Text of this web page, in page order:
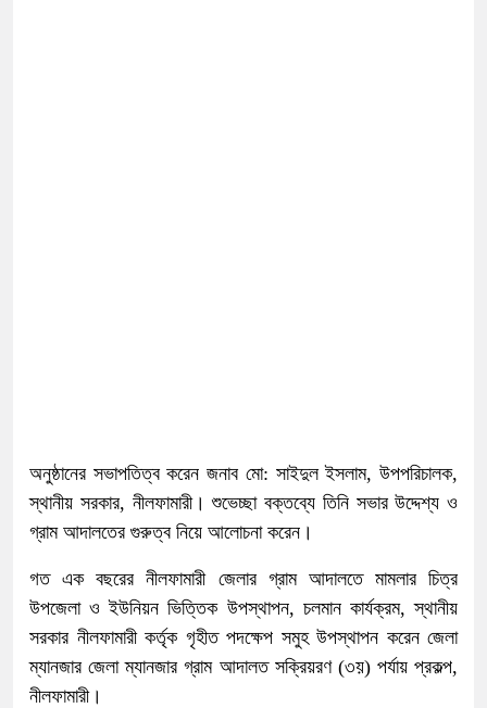
অনুষ্ঠানের সভাপতিত্ব করেন জনাব মো: সাইদুল ইসলাম, উপপরিচালক,
স্থানীয় সরকার, নীলফামারী। শুভেচ্ছা বক্তব্যে তিনি সভার উদ্দেশ্য ও
গ্রাম আদালতের গুরুত্ব নিয়ে আলোচনা করেন।
গত এক বছরের নীলফামারী জেলার গ্রাম আদালতে মামলার চিত্র
উপজেলা ও ইউনিয়ন ভিত্তিক উপস্থাপন, চলমান কার্যক্রম, স্থানীয়
সরকার নীলফামারী কর্তৃক গৃহীত পদক্ষেপ সমুহ উপস্থাপন করেন জেলা
ম্যানজার জেলা ম্যানজার গ্রাম আদালত সক্রিয়রণ (৩য়) পর্যায় প্রকল্প,
নীলফামারী।